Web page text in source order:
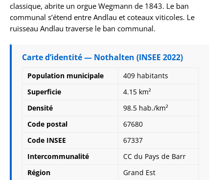
classique, abrite un orgue Wegmann de 1843. Le ban
communal s’étend entre Andlau et coteaux viticoles. Le
ruisseau Andlau traverse le ban communal.
Carte d’identité — Nothalten (INSEE 2022)
Population municipale
409 habitants
Superficie
4.15 km²
Densité
98.5 hab./km²
Code postal
67680
Code INSEE
67337
Intercommunalité
CC du Pays de Barr
Région
Grand Est